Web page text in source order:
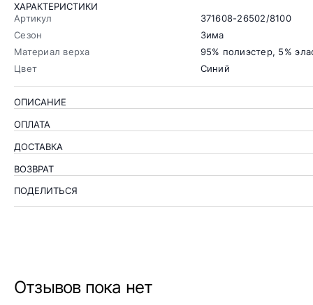
ХАРАКТЕРИСТИКИ
Артикул
371608-26502/8100
Сезон
Зима
Материал верха
95% полиэстер, 5%
Цвет
Синий
ОПИСАНИЕ
ОПЛАТА
ДОСТАВКА
ВОЗВРАТ
ПОДЕЛИТЬСЯ
Отзывов пока нет